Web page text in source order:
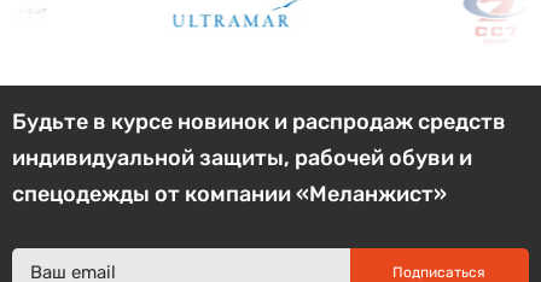
Будьте в курсе новинок и распродаж средств
индивидуальной защиты, рабочей обуви и
спецодежды от компании «Меланжист»
Подписаться